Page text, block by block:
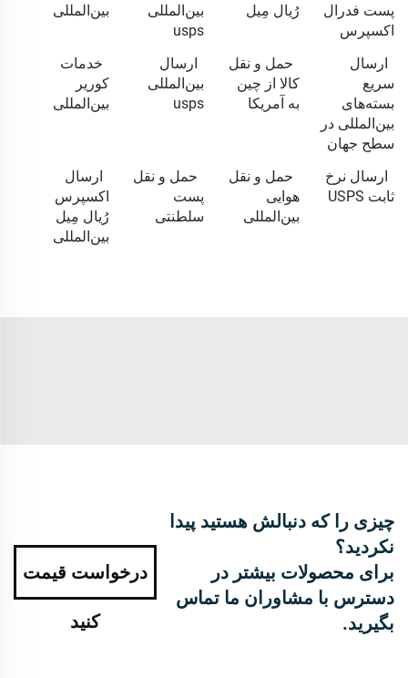
پست فدرال
اکسپرس
رُیال مِیل
بین‌المللی
usps
بین‌المللی
ارسال
سریع
بسته‌های
بین‌المللی در
سطح جهان
حمل و نقل
کالا از چین
به آمریکا
ارسال
بین‌المللی
usps
خدمات
کوریر
بین‌المللی
ارسال نرخ
ثابت USPS
حمل و نقل
هوایی
بین‌المللی
حمل و نقل
پست
سلطنتی
ارسال
اکسپرس
رُیال مِیل
بین‌المللی
چیزی را که دنبالش هستید پیدا
نکردید؟
برای محصولات بیشتر در
دسترس با مشاوران ما تماس
بگیرید.
درخواست قیمت
کنید